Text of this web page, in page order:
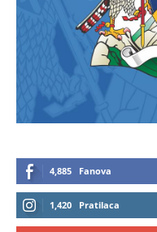
4,885 Fanova
1,420 Pratilaca